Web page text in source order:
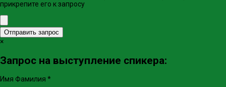
прикрепите его к запросу
Отправить запрос
×
Запрос на выступление спикера:
Имя Фамилия *